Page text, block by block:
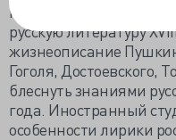
необходимо знать
русскую литературу
жизнеописание
Гоголя, Достоевского,
блеснуть знаниями
года. Иностранный
особенности лирики